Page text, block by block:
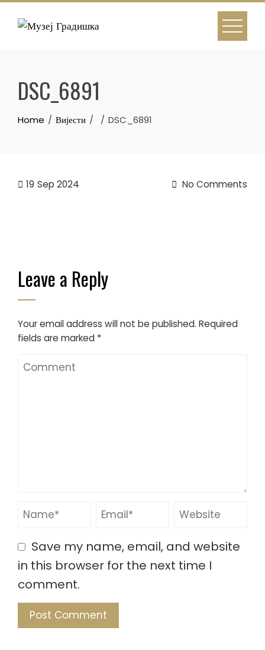
Skip
DSC_6891
Home Вијести DSC_6891
19 Sep 2024 No Comments
Leave a Reply
Your email address will not be published. Required
fields are marked *
Save my name, email, and website
in this browser for the next time I
comment.